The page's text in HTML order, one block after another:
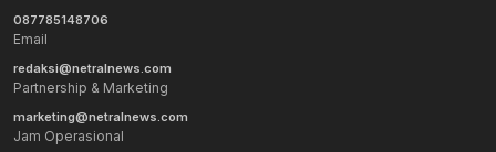
087785148706
Email
redaksi@netralnews.com
Partnership & Marketing
marketing@netralnews.com
Jam Operasional